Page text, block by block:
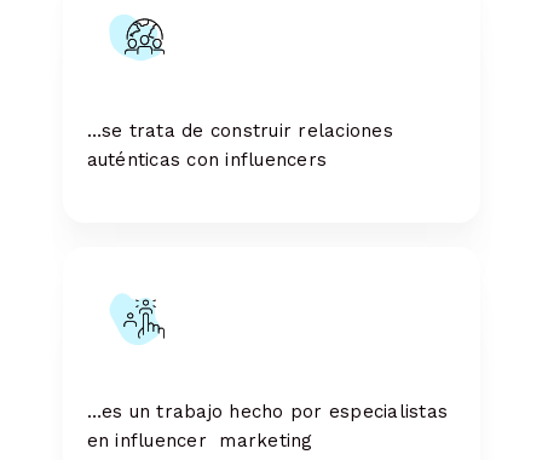
…se trata de construir relaciones
auténticas con influencers
…es un trabajo hecho por especialistas
en influencer marketing